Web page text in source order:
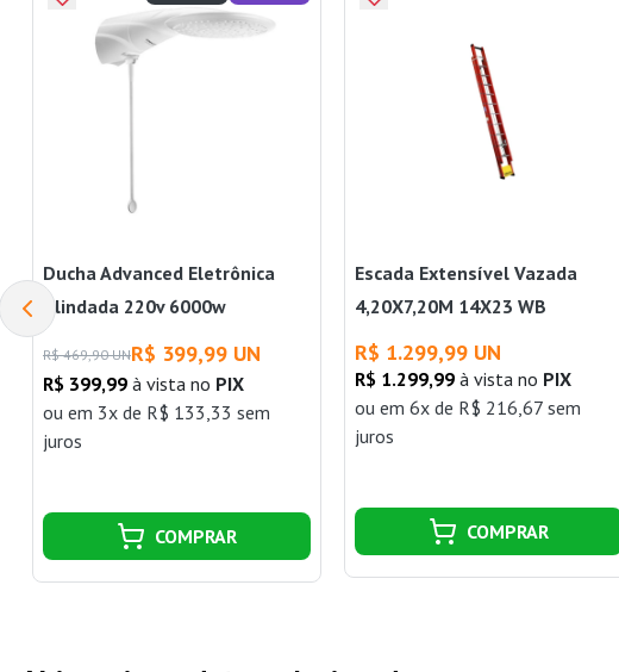
Ducha Advanced Eletrônica
Blindada 220v 6000w
Lorenzetti
R$ 469,90 UNR$ 399,99 UN
R$ 399,99 à vista no PIX
ou em 3x de R$ 133,33 sem
juros
COMPRAR
Escada Extensível Vazada
4,20X7,20M 14X23 WB
R$ 1.299,99 UN
R$ 1.299,99 à vista no PIX
ou em 6x de R$ 216,67 sem
juros
COMPRAR